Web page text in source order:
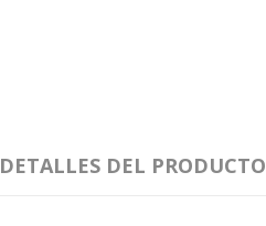
DETALLES DEL PRODUCTO